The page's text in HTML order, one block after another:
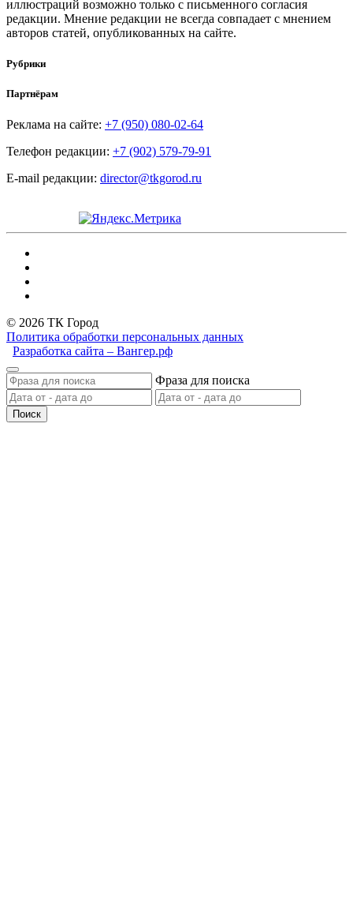
иллюстраций возможно только с письменного согласия
редакции. Мнение редакции не всегда совпадает с мнением
авторов статей, опубликованных на сайте.
Рубрики
Партнёрам
Реклама на сайте: +7 (950) 080-02-64
Телефон редакции: +7 (902) 579-79-91
E-mail редакции: director@tkgorod.ru
© 2026 ТК Город
Политика обработки персональных данных
Разработка сайта – Вангер.рф
Фраза для поиска
Поиск